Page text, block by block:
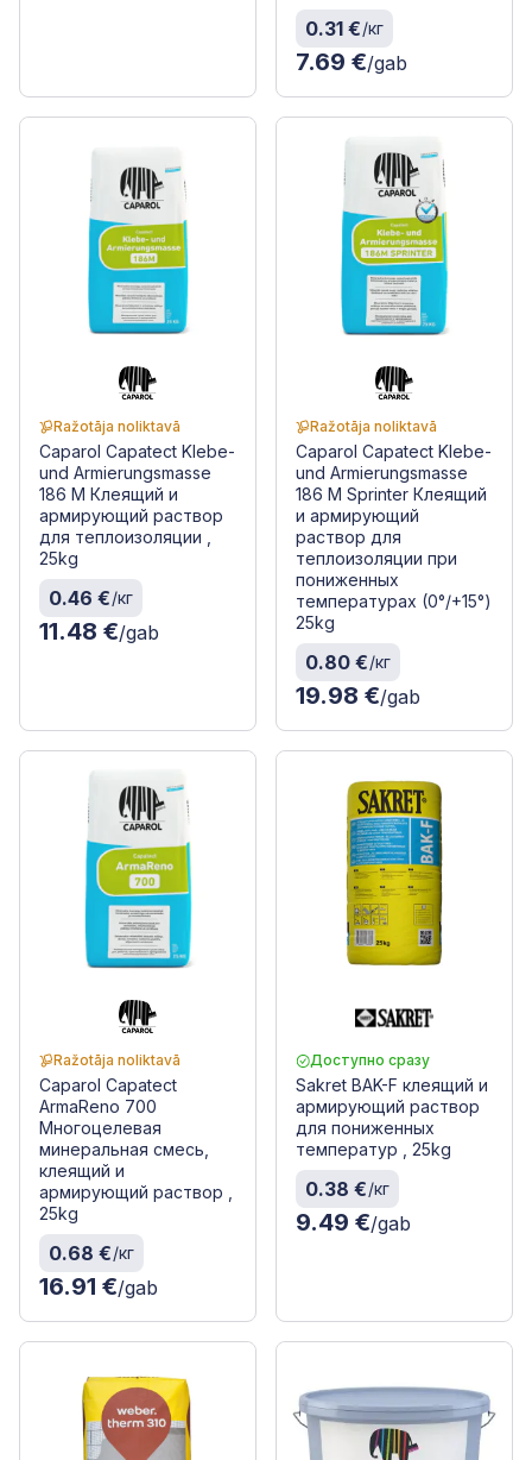
0.31 €/кг
7.69 €/gab
Ražotāja noliktavā
Caparol Capatect Klebe-
und Armierungsmasse
186 M Клеящий и
армирующий раствор
для теплоизоляции ,
25kg
0.46 €/кг
11.48 €/gab
Ražotāja noliktavā
Caparol Capatect Klebe-
und Armierungsmasse
186 M Sprinter Клеящий
и армирующий
раствор для
теплоизоляции при
пониженных
температурах (0°/+15°)
25kg
0.80 €/кг
19.98 €/gab
Ražotāja noliktavā
Caparol Capatect
ArmaReno 700
Многоцелевая
минеральная смесь,
клеящий и
армирующий раствор ,
25kg
0.68 €/кг
16.91 €/gab
Доступно сразу
Sakret BAK-F клеящий и
армирующий раствор
для пониженных
температур , 25kg
0.38 €/кг
9.49 €/gab